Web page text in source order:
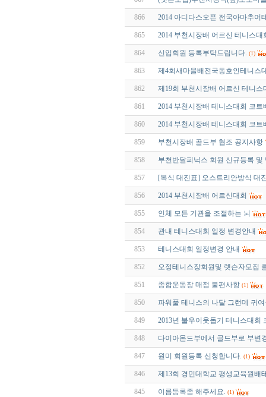
866 2014 아디다스오픈 전국아마추어
865 2014 부천시장배 어르신 테니스대
864 신입회원 등록부탁드립니다. (1)
863 제4회새마을배전국동호인테니스
862 제19회 부천시장배 어르신 테니스
861 2014 부천시장배 테니스대회 코트
860 2014 부천시장배 테니스대회 코트
859 부천시장배 골드부 협조 공지사항
858 부천반달피닉스 회원 신규등록
857 [복식 대진표] 오스트리안방식 대
856 2014 부천시장배 어르신대회
855 인체 모든 기관을 조절하는 뇌
854 관내 테니스대회 일정 변경안내
853 테니스대회 일정변경 안내
852 오정테니스장회원및 렛슨자모집
851 종합운동장 매점 불편사항 (1)
850 파워풀 테니스의 나달 그런데 귀
849 2013년 불우이웃돕기 테니스대회
848 다이아몬드부에서 골드부로 부변
847 원미 회원등록 신청합니다. (1)
846 제13회 경민대학교 평생교육원배
845 이름등록좀 해주세요. (1)